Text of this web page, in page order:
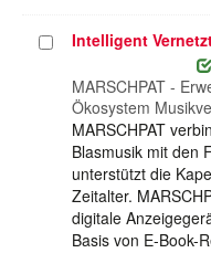
ProjektIntelligent
MARSCHPAT -
Ökosystem
MARSCHPAT
Blasmusik mit den
unterstützt die
Zeitalter.
digitale
Basis von E-Book-